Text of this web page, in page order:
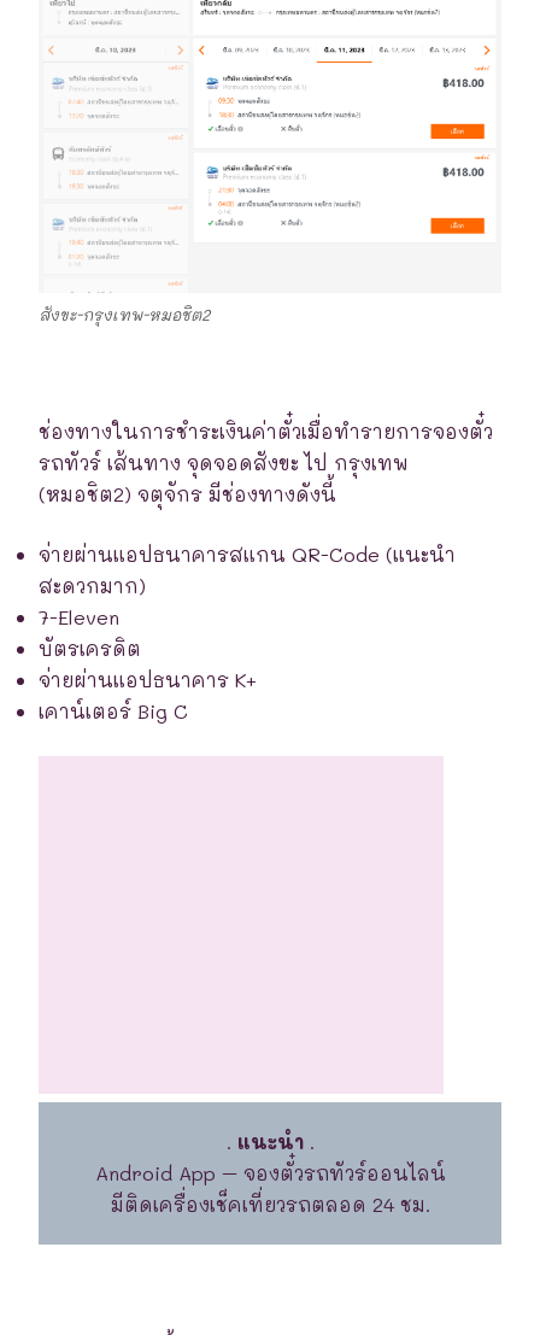
สังขะ-กรุงเทพ-หมอชิต2
ช่องทางในการชำระเงินค่าตั๋วเมื่อทำรายการจองตั๋ว
รถทัวร์ เส้นทาง จุดจอดสังขะ ไป กรุงเทพ
(หมอชิต2) จตุจักร มีช่องทางดังนี้
จ่ายผ่านแอปธนาคารสแกน QR-Code (แนะนำ
สะดวกมาก)
7-Eleven
บัตรเครดิต
จ่ายผ่านแอปธนาคาร K+
เคาน์เตอร์ Big C
. แนะนำ.
Android App – จองตั๋วรถทัวร์ออนไลน์
มีติดเครื่องเช็คเที่ยวรถตลอด 24 ชม.